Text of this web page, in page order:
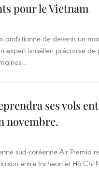
pour le Vietnam
ambitionne de devenir un
expert israélien préconise
ses vols
novembre.
sud-coréenne Air Premia
entre Incheon et Hô Chi